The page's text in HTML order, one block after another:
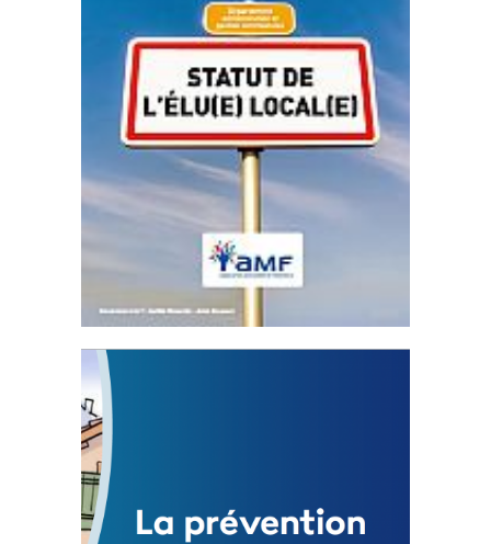
Statut de l’élu local
3 avril 2024
Mise à jour avril 2024
FEUILLETER